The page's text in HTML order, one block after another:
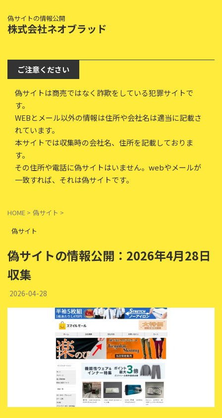
偽サイトの情報公開
株式会社ネオブラッド
ご注意ください
偽サイトは商売ではなく詐欺をしている犯罪サイトで
す。
WEBとメール以外の情報は住所や会社名は適当に記載さ
れています。
本サイトでは収集時の会社名、住所を記載しておりま
す。
その住所や電話に偽サイトはいません。webやメールが
一致すれば、それは偽サイトです。
HOME > 偽サイト >
偽サイト
偽サイトの情報公開：2026年4月28日
収集
2026-04-28